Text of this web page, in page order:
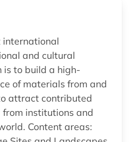
energieressourcen und -politik (1)
and cultural
is to build a high-
of materials from and
attract contributed
institutions and
Content areas: